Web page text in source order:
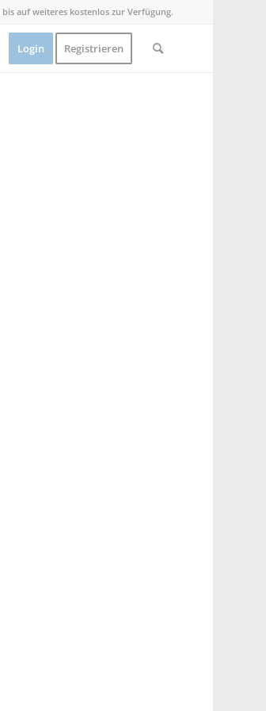
auf weiteres kostenlos zur Verfügung.
Login Registrieren